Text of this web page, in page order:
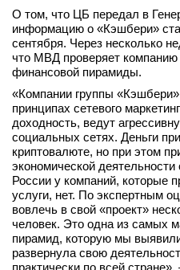
вконтакте
телеграм
Стать автором
Вход
О том, что ЦБ передал в
информацию о «Кэшбери»
сентября. Через несколько
что МВД проверяет компанию
финансовой пирамиды.
«Компании группы
принципах сетевого
доходность, ведут
социальных сетях. Деньги
криптовалюте, но при этом
экономической
России у компаний, которые
услуги, нет. По экспертным
вовлечь в свой «проект»
человек. Это одна из самых
пирамид, которую мы
развернула свою
практически по всей